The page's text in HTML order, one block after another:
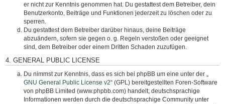
er nicht zur Kenntnis genommen hat. Du gestattest dem Betreiber, dein
Benutzerkonto, Beiträge und Funktionen jederzeit zu löschen oder zu
sperren.
Du gestattest dem Betreiber darüber hinaus, deine Beiträge
abzuändern, sofern sie gegen o. g. Regeln verstoßen oder geeignet
sind, dem Betreiber oder einem Dritten Schaden zuzufügen.
4. GENERAL PUBLIC LICENSE
Du nimmst zur Kenntnis, dass es sich bei phpBB um eine unter der „
GNU General Public License v2“ (GPL) bereitgestellten Foren-Software
von phpBB Limited (www.phpbb.com) handelt; deutschsprachige
Informationen werden durch die deutschsprachige Community unter